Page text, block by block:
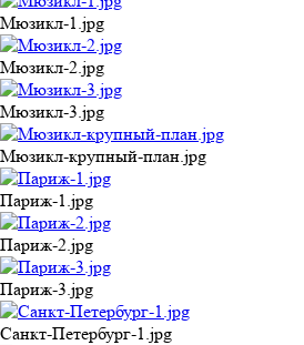
Мюзикл-1.jpg
Мюзикл-2.jpg
Мюзикл-3.jpg
Мюзикл-крупный-план.jpg
Париж-1.jpg
Париж-2.jpg
Париж-3.jpg
Санкт-Петербург-1.jpg